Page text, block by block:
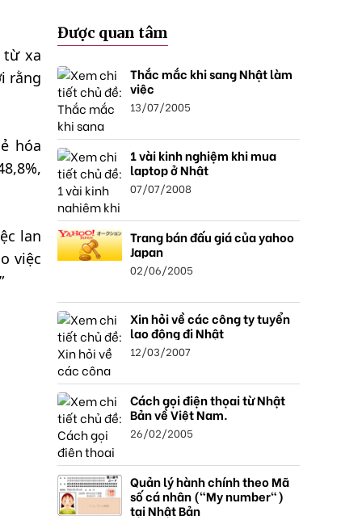
từ xa
rằng
hóa
lan
việc
Được quan tâm
Thắc mắc khi sang Nhật làm
việc
13/07/2005
1 vài kinh nghiệm khi mua
laptop ở Nhật
07/07/2008
Trang bán đấu giá của yahoo
Japan
02/06/2005
Xin hỏi về các công ty tuyển
lao động đi Nhật
12/03/2007
Cách gọi điện thọai từ Nhật
Bản về Việt Nam.
26/02/2005
Quản lý hành chính theo Mã
số cá nhân ("My number")
tại Nhật Bản